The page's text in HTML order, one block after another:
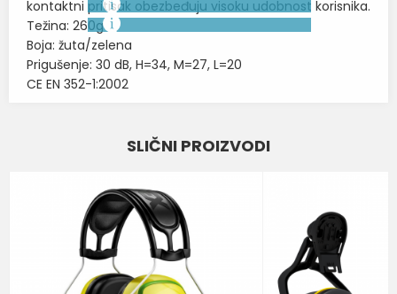
kontaktni pritisak obezbeđuju visoku udobnost korisnika.
Težina: 260g
Boja: žuta/zelena
Prigušenje: 30 dB, H=34, M=27, L=20
CE EN 352-1:2002
ANTIFONI
NIVO ZAŠTITE
SLIČNI PROIZVODI